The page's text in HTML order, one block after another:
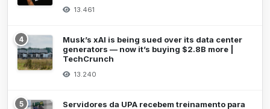
13.461
4
Musk’s xAI is being sued over its data center
generators — now it’s buying $2.8B more |
TechCrunch
13.240
5
Servidores da UPA recebem treinamento para